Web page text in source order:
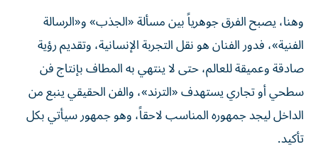
وهنا، يصبح الفرق جوهرياً بين مسألة «الجذب» و«الرسالة
الفنية»، فدور الفنان هو نقل التجربة الإنسانية، وتقديم رؤية
صادقة وعميقة للعالم، حتى لا ينتهي به المطاف بإنتاج فن
سطحي أو تجاري يستهدف «الترند»، والفن الحقيقي ينبع من
الداخل ليجد جمهوره المناسب لاحقاً، وهو جمهور سيأتي بكل
تأكيد.